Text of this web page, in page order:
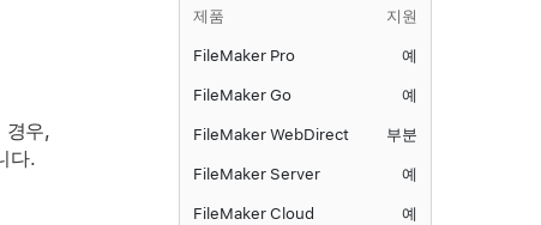
제품 지원
FileMaker Pro 예
FileMaker Go 예
FileMaker WebDirect 부분
FileMaker Server 예
FileMaker Cloud 예
경우,
다.